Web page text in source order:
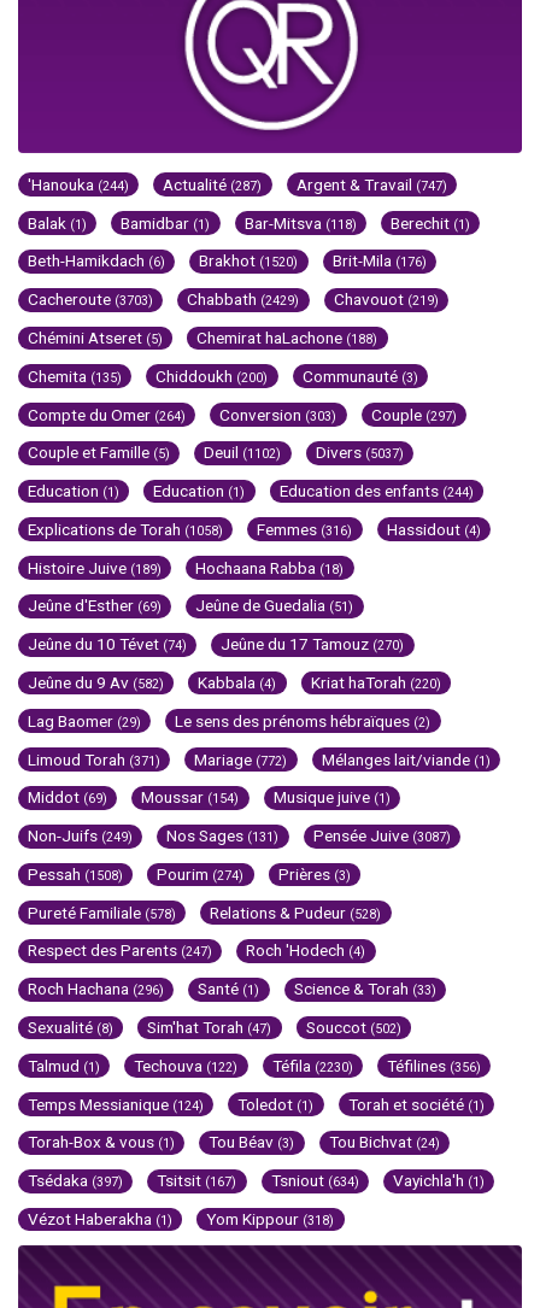
'Hanouka (244) Actualité (287) Argent & Travail (747)
Balak (1) Bamidbar (1) Bar-Mitsva (118) Berechit (1)
Beth-Hamikdach (6) Brakhot (1520) Brit-Mila (176)
Cacheroute (3703) Chabbath (2429) Chavouot (219)
Chémini Atseret (5) Chemirat haLachone (188)
Chemita (135) Chiddoukh (200) Communauté (3)
Compte du Omer (264) Conversion (303) Couple (297)
Couple et Famille (5) Deuil (1102) Divers (5037)
Education (1) Education (1) Education des enfants (244)
Explications de Torah (1058) Femmes (316) Hassidout (4)
Histoire Juive (189) Hochaana Rabba (18)
Jeûne d'Esther (69) Jeûne de Guedalia (51)
Jeûne du 10 Tévet (74) Jeûne du 17 Tamouz (270)
Jeûne du 9 Av (582) Kabbala (4) Kriat haTorah (220)
Lag Baomer (29) Le sens des prénoms hébraïques (2)
Limoud Torah (371) Mariage (772) Mélanges lait/viande (1)
Middot (69) Moussar (154) Musique juive (1)
Non-Juifs (249) Nos Sages (131) Pensée Juive (3087)
Pessah (1508) Pourim (274) Prières (3)
Pureté Familiale (578) Relations & Pudeur (528)
Respect des Parents (247) Roch 'Hodech (4)
Roch Hachana (296) Santé (1) Science & Torah (33)
Sexualité (8) Sim'hat Torah (47) Souccot (502)
Talmud (1) Techouva (122) Téfila (2230) Téfilines (356)
Temps Messianique (124) Toledot (1) Torah et société (1)
Torah-Box & vous (1) Tou Béav (3) Tou Bichvat (24)
Tsédaka (397) Tsitsit (167) Tsniout (634) Vayichla'h (1)
Vézot Haberakha (1) Yom Kippour (318)